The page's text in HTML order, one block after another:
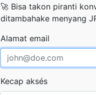
🚀 Bisa takon piranti
ditambahake menyang
Alamat email
Kecap aksés